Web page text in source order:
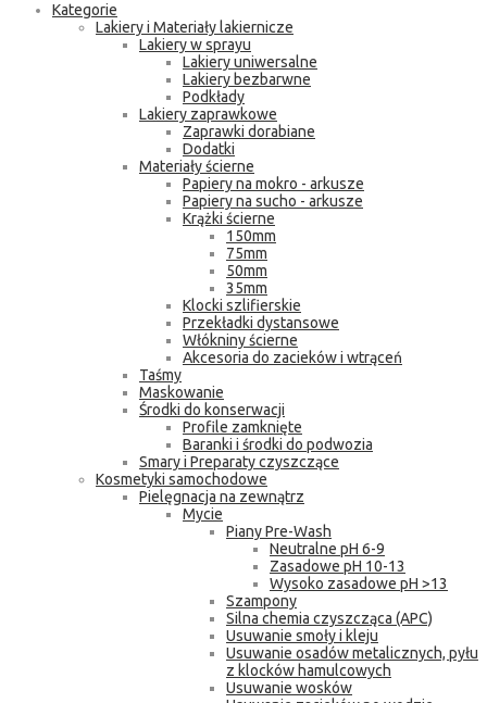
Kategorie
Lakiery i Materiały lakiernicze
Lakiery w sprayu
Lakiery uniwersalne
Lakiery bezbarwne
Podkłady
Lakiery zaprawkowe
Zaprawki dorabiane
Dodatki
Materiały ścierne
Papiery na mokro - arkusze
Papiery na sucho - arkusze
Krążki ścierne
150mm
75mm
50mm
35mm
Klocki szlifierskie
Przekładki dystansowe
Włókniny ścierne
Akcesoria do zacieków i wtrąceń
Taśmy
Maskowanie
Środki do konserwacji
Profile zamknięte
Baranki i środki do podwozia
Smary i Preparaty czyszczące
Kosmetyki samochodowe
Pielęgnacja na zewnątrz
Mycie
Piany Pre-Wash
Neutralne pH 6-9
Zasadowe pH 10-13
Wysoko zasadowe pH >13
Szampony
Silna chemia czyszcząca (APC)
Usuwanie smoły i kleju
Usuwanie osadów metalicznych, pyłu
z klocków hamulcowych
Usuwanie wosków